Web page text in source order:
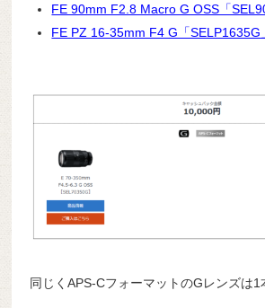
FE 90mm F2.8 Macro G OSS「
FE PZ 16-35mm F4 G「SELP1635G
同じくAPS-CフォーマットのGレンズは1